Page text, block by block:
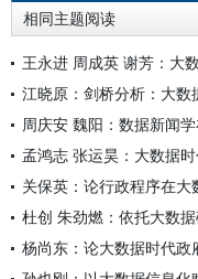
相同主题阅读
王永进 周成英 谢芳：大
江晓原：剑桥分析：大
周庆安 魏阳：数据新闻
孟鸿志 张运昊：大数据
关保英：论行政程序在
杜创 朱劲燃：依托大数
杨尚东：论大数据时代